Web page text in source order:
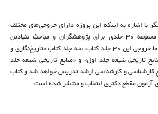
با اشاره به اینکه این پروژه دارای خروجی‌های مختلف
است، بیان کرد: این مجموعه ۳۰ جلدی برای پژوهشگران و مباحث بنیادین
پژوهش کاربرد دارد، اما خروجی این ۳۰ جلد کتاب، سه جلد کتاب «تاریخ‌نگاری و
تاریخی شیعه جلد اول» و «منابع تاریخی شیعه جلد
کارشناسی و کارشناسی ارشد تدریس خواهد شد و کتاب
آزمون مقطع دکتری انتخاب و منتشر شده است.